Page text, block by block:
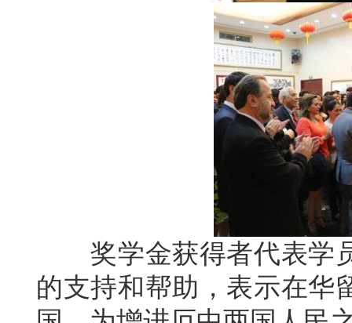
奖学金获得者代表学员
的支持和帮助，表示在华